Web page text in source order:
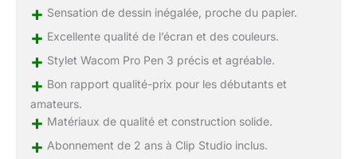
+ Sensation de dessin inégalée, proche du papier.
+ Excellente qualité de l’écran et des couleurs.
+ Stylet Wacom Pro Pen 3 précis et agréable.
+ Bon rapport qualité-prix pour les débutants et
amateurs.
+ Matériaux de qualité et construction solide.
+ Abonnement de 2 ans à Clip Studio inclus.